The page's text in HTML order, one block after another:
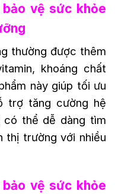
vệ sức khỏe
thường được thêm
khoáng chất
này giúp tối ưu
trợ tăng cường hệ
có thể dễ dàng tìm
thị trường với nhiều
vệ sức khỏe